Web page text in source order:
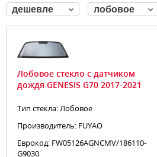
дешевле лобовое
Лобовое стекло с датчиком
дождя GENESIS G70 2017-2021
Тип стекла: Лобовое
Производитель: FUYAO
Еврокод: FW05126AGNCMV/186110-
G9030